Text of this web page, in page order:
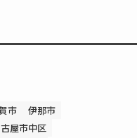
市
伊那市
屋市中区